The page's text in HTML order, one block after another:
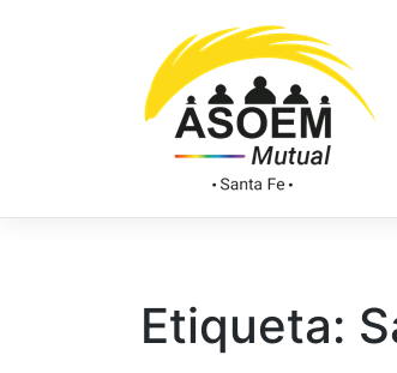
Etiqueta: